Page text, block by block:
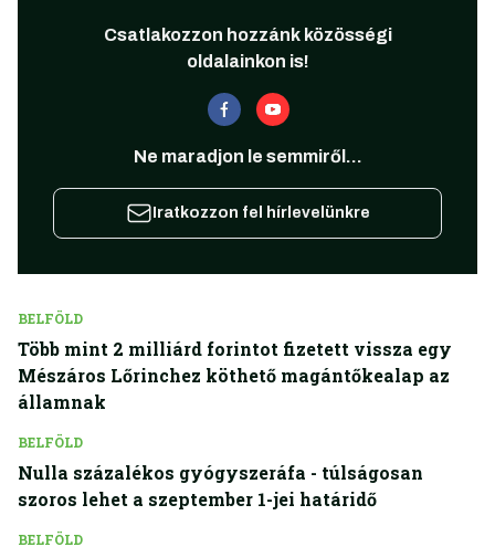
Csatlakozzon hozzánk közösségi
oldalainkon is!
Ne maradjon le semmiről...
Iratkozzon fel hírlevelünkre
BELFÖLD
Több mint 2 milliárd forintot fizetett vissza egy
Mészáros Lőrinchez köthető magántőkealap az
államnak
BELFÖLD
Nulla százalékos gyógyszeráfa - túlságosan
szoros lehet a szeptember 1-jei határidő
BELFÖLD